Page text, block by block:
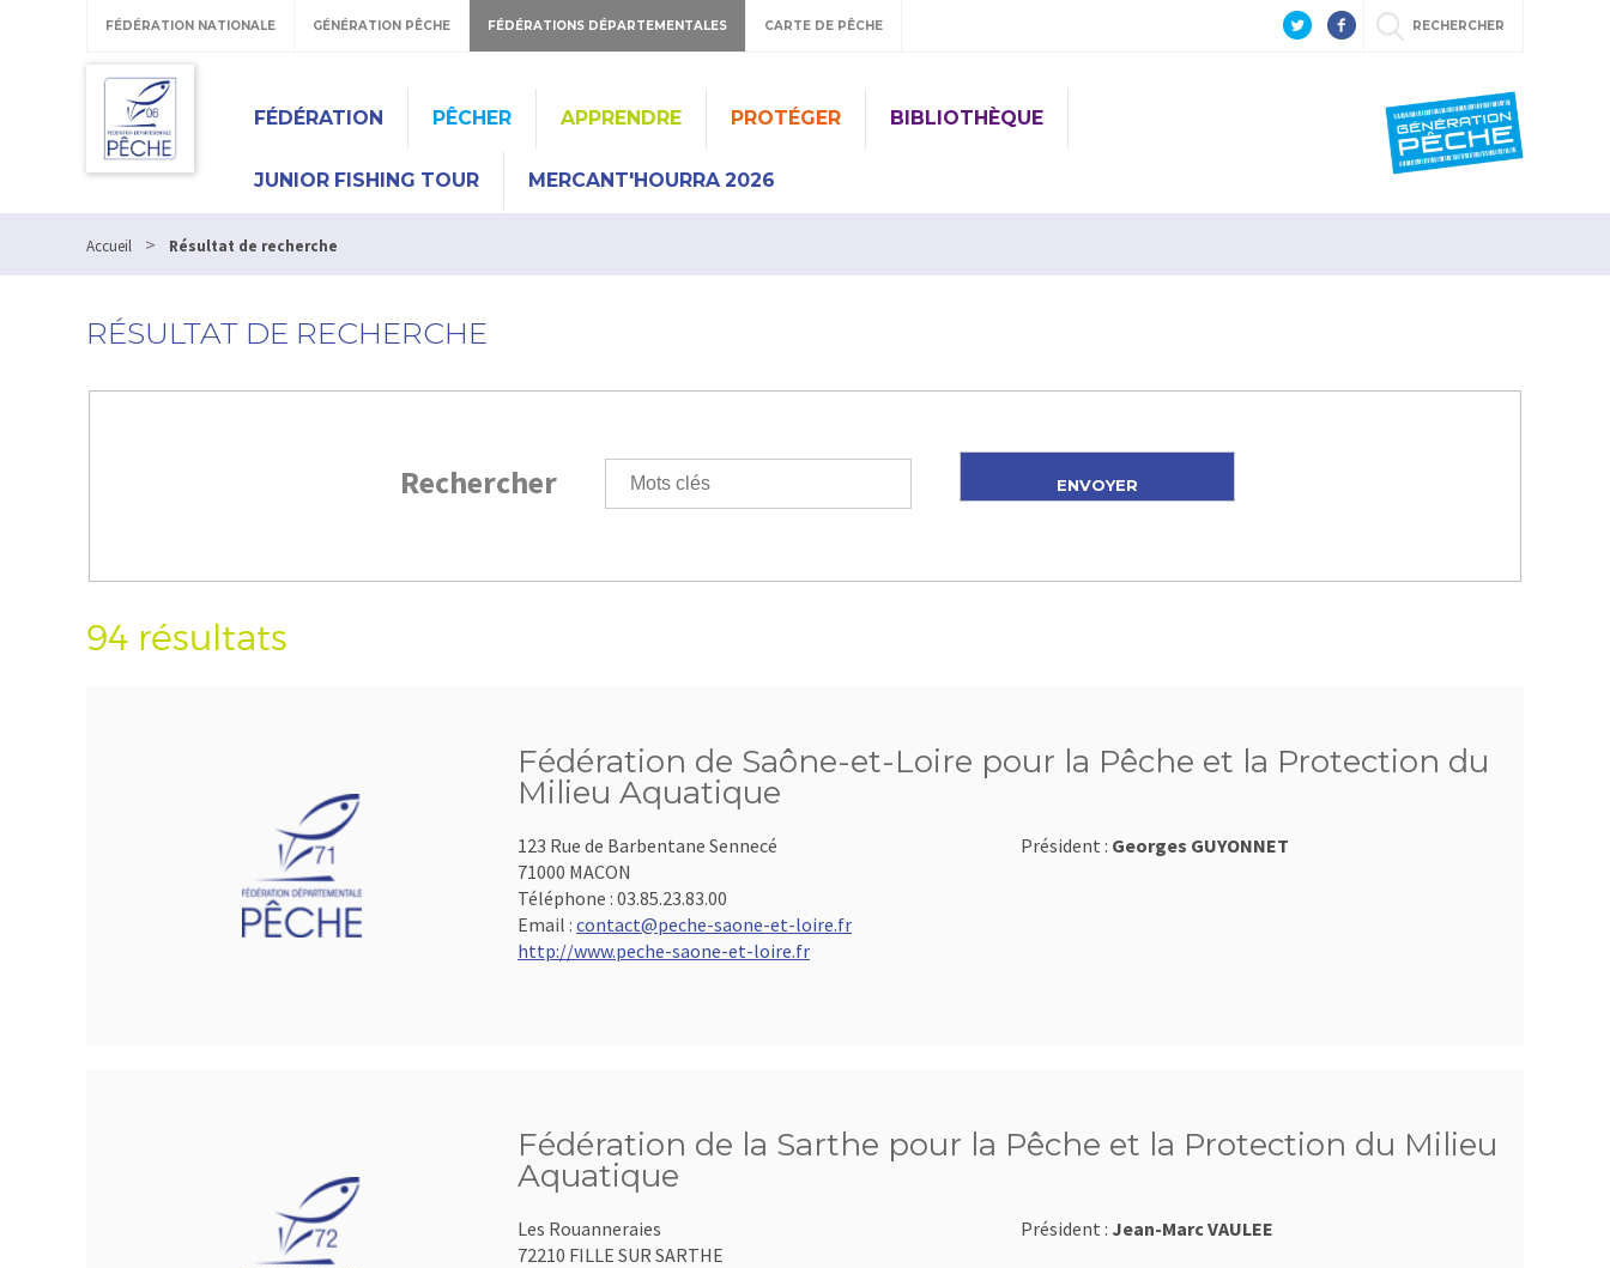
FÉDÉRATION NATIONALE GÉNÉRATION PÊCHE FÉDÉRATIONS DÉPARTEMENTALES CARTE DE PÊCHE RECHERCHER
FÉDÉRATION PÊCHER APPRENDRE PROTÉGER BIBLIOTHÈQUE
JUNIOR FISHING TOUR MERCANT'HOURRA 2026
Accueil > Résultat de recherche
RÉSULTAT DE RECHERCHE
Rechercher
94 résultats
Fédération de Saône-et-Loire pour la Pêche et la Protection du
Milieu Aquatique
123 Rue de Barbentane Sennecé
71000 MACON
Téléphone : 03.85.23.83.00
Email : contact@peche-saone-et-loire.fr
http://www.peche-saone-et-loire.fr
Président : Georges GUYONNET
Fédération de la Sarthe pour la Pêche et la Protection du Milieu
Aquatique
Les Rouanneraies
72210 FILLE SUR SARTHE
Président : Jean-Marc VAULEE